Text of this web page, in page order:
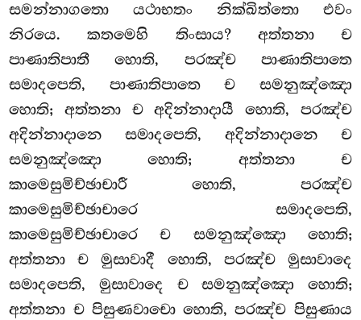
සමන්නාගතො යථාභතං නික්ඛිත්තො එවං
නිරයෙ. කතමෙහි තිංසාය? අත්තනා ච
පාණාතිපාතී හොති, පරඤ්ච පාණාතිපාතෙ
සමාදපෙති, පාණාතිපාතෙ ච සමනුඤ්ඤො
හොති; අත්තනා ච අදින්නාදායී හොති, පරඤ්ච
අදින්නාදානෙ සමාදපෙති, අදින්නාදානෙ ච
සමනුඤ්ඤො හොති; අත්තනා ච
කාමෙසුමිච්ඡාචාරී හොති, පරඤ්ච
කාමෙසුමිච්ඡාචාරෙ සමාදපෙති,
කාමෙසුමිච්ඡාචාරෙ ච සමනුඤ්ඤො හොති;
අත්තනා ච මුසාවාදී හොති, පරඤ්ච මුසාවාදෙ
සමාදපෙති, මුසාවාදෙ ච සමනුඤ්ඤො හොති;
අත්තනා ච පිසුණවාචො හොති, පරඤ්ච පිසුණාය